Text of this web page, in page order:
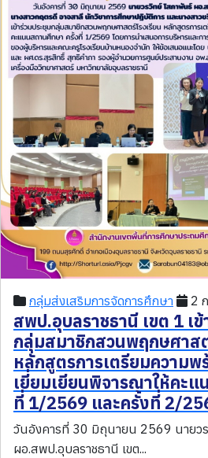
กลุ่มส่งเสริมการจัดการศึกษา 2
สพป.อุบลราชธานี เขต 1 เ
กลุ่มสมาชิกสวนพฤกษศาสต
หลักสูตรการเตรียมความพ
เยี่ยมเยียนพิจารณาให้คะ
ที่ 1/2569 และครั้งที่ 2/
วันอังคารที่ 30 มิถุนายน 2569 นายว
ผอ.สพป.อุบลราชธานี เขต...